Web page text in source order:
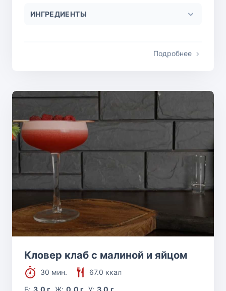
ИНГРЕДИЕНТЫ
Подробнее
Кловер клаб с малиной и яйцом
30 мин.
67.0 ккал
Б:3.0 г Ж: 0.0 г У: 3.0 г